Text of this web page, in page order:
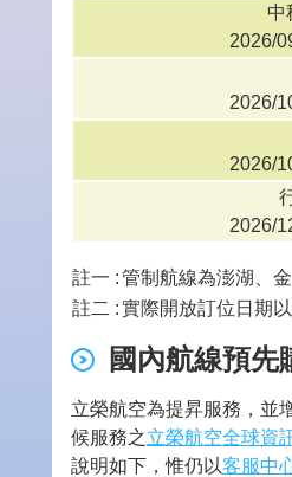
中
2026/
2026/
2026/
2026/
註一 :管制航線為澎湖、
註二 :實際開放訂位日期
國內航線預先
立榮航空為提昇服務，並
候服務之立榮航空全球資
說明如下，惟仍以客服中